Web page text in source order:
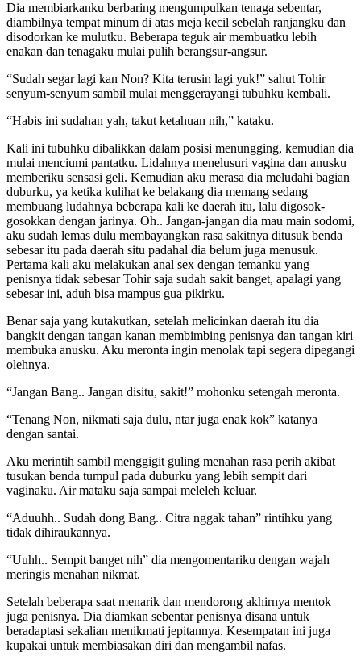
Dia membiarkanku berbaring mengumpulkan tenaga sebentar,
diambilnya tempat minum di atas meja kecil sebelah ranjangku dan
disodorkan ke mulutku. Beberapa teguk air membuatku lebih
enakan dan tenagaku mulai pulih berangsur-angsur.
“Sudah segar lagi kan Non? Kita terusin lagi yuk!” sahut Tohir
senyum-senyum sambil mulai menggerayangi tubuhku kembali.
“Habis ini sudahan yah, takut ketahuan nih,” kataku.
Kali ini tubuhku dibalikkan dalam posisi menungging, kemudian dia
mulai menciumi pantatku. Lidahnya menelusuri vagina dan anusku
memberiku sensasi geli. Kemudian aku merasa dia meludahi bagian
duburku, ya ketika kulihat ke belakang dia memang sedang
membuang ludahnya beberapa kali ke daerah itu, lalu digosok-
gosokkan dengan jarinya. Oh.. Jangan-jangan dia mau main sodomi,
aku sudah lemas dulu membayangkan rasa sakitnya ditusuk benda
sebesar itu pada daerah situ padahal dia belum juga menusuk.
Pertama kali aku melakukan anal sex dengan temanku yang
penisnya tidak sebesar Tohir saja sudah sakit banget, apalagi yang
sebesar ini, aduh bisa mampus gua pikirku.
Benar saja yang kutakutkan, setelah melicinkan daerah itu dia
bangkit dengan tangan kanan membimbing penisnya dan tangan kiri
membuka anusku. Aku meronta ingin menolak tapi segera dipegangi
olehnya.
“Jangan Bang.. Jangan disitu, sakit!” mohonku setengah meronta.
“Tenang Non, nikmati saja dulu, ntar juga enak kok” katanya
dengan santai.
Aku merintih sambil menggigit guling menahan rasa perih akibat
tusukan benda tumpul pada duburku yang lebih sempit dari
vaginaku. Air mataku saja sampai meleleh keluar.
“Aduuhh.. Sudah dong Bang.. Citra nggak tahan” rintihku yang
tidak dihiraukannya.
“Uuhh.. Sempit banget nih” dia mengomentariku dengan wajah
meringis menahan nikmat.
Setelah beberapa saat menarik dan mendorong akhirnya mentok
juga penisnya. Dia diamkan sebentar penisnya disana untuk
beradaptasi sekalian menikmati jepitannya. Kesempatan ini juga
kupakai untuk membiasakan diri dan mengambil nafas.